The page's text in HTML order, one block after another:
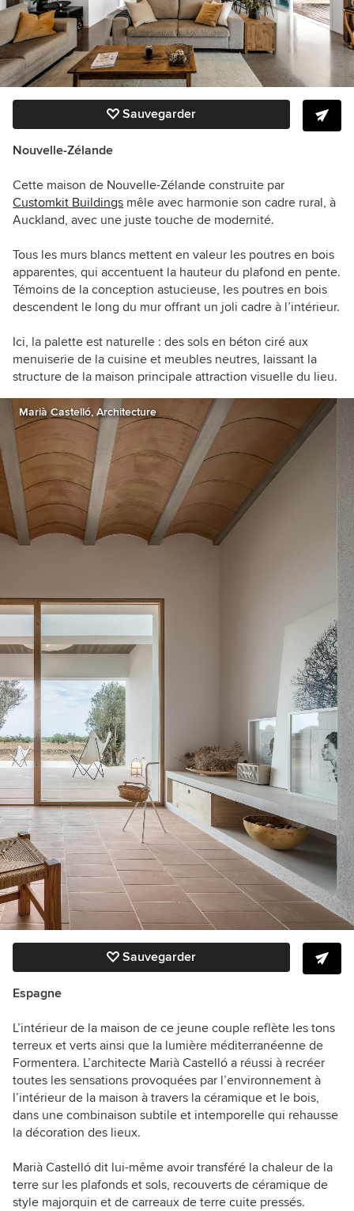
Sauvegarder
Nouvelle-Zélande
Cette maison de Nouvelle-Zélande construite par
Customkit Buildings mêle avec harmonie son cadre rural, à
Auckland, avec une juste touche de modernité.
Tous les murs blancs mettent en valeur les poutres en bois
apparentes, qui accentuent la hauteur du plafond en pente.
Témoins de la conception astucieuse, les poutres en bois
descendent le long du mur offrant un joli cadre à l’intérieur.
Ici, la palette est naturelle : des sols en béton ciré aux
menuiserie de la cuisine et meubles neutres, laissant la
structure de la maison principale attraction visuelle du lieu.
Marià Castelló, Architecture
Sauvegarder
Espagne
L’intérieur de la maison de ce jeune couple reflète les tons
terreux et verts ainsi que la lumière méditerranéenne de
Formentera. L’architecte Marià Castelló a réussi à recréer
toutes les sensations provoquées par l’environnement à
l’intérieur de la maison à travers la céramique et le bois,
dans une combinaison subtile et intemporelle qui rehausse
la décoration des lieux.
Marià Castelló dit lui-même avoir transféré la chaleur de la
terre sur les plafonds et sols, recouverts de céramique de
style majorquin et de carreaux de terre cuite pressés.